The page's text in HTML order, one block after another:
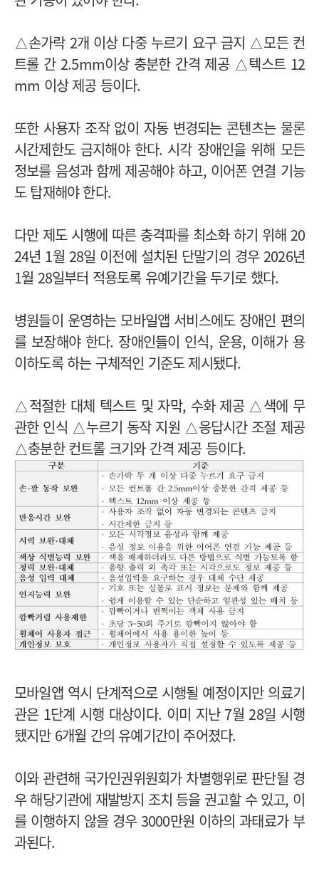
△손가락 2개 이상 다중 누르기 요구 금지 △모든 컨
트롤 간 2.5mm이상 충분한 간격 제공 △텍스트 12
mm 이상 제공 등이다.
또한 사용자 조작 없이 자동 변경되는 콘텐츠는 물론
시간제한도 금지해야 한다. 시각 장애인을 위해 모든
정보를 음성과 함께 제공해야 하고, 이어폰 연결 기능
도 탑재해야 한다.
다만 제도 시행에 따른 충격파를 최소화 하기 위해 20
24년 1월 28일 이전에 설치된 단말기의 경우 2026년
1월 28일부터 적용토록 유예기간을 두기로 했다.
병원들이 운영하는 모바일앱 서비스에도 장애인 편의
를 보장해야 한다. 장애인들이 인식, 운용, 이해가 용
이하도록 하는 구체적인 기준도 제시됐다.
△적절한 대체 텍스트 및 자막, 수화 제공 △색에 무
관한 인식 △누르기 동작 지원 △응답시간 조절 제공
△충분한 컨트롤 크기와 간격 제공 등이다.
모바일앱 역시 단계적으로 시행될 예정이지만 의료기
관은 1단계 시행 대상이다. 이미 지난 7월 28일 시행
됐지만 6개월 간의 유예기간이 주어졌다.
이와 관련해 국가인권위원회가 차별행위로 판단될 경
우 해당기관에 재발방지 조치 등을 권고할 수 있고, 이
를 이행하지 않을 경우 3000만원 이하의 과태료가 부
과된다.